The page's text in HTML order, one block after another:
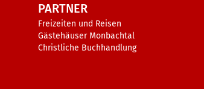
PARTNER
Freizeiten und Reisen
Gästehäuser Monbachtal
Christliche Buchhandlung